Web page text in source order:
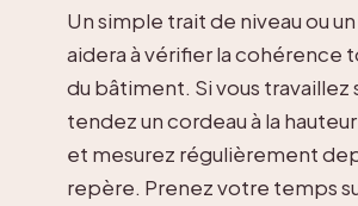
Un simple trait de niveau ou
aidera à vérifier la cohérence
du bâtiment. Si vous travaillez
tendez un cordeau à la
et mesurez régulièrement
repère. Prenez votre temps